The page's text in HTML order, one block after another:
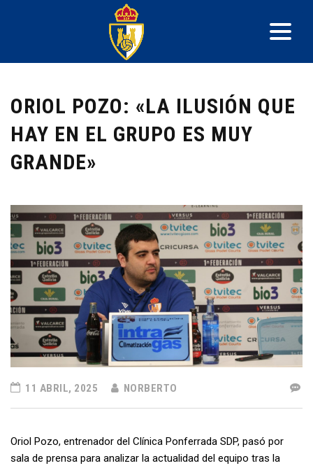
ORIOL POZO: «LA ILUSIÓN QUE
HAY EN EL GRUPO ES MUY
GRANDE»
11 ABRIL, 2025 NORBERTO
Oriol Pozo, entrenador del Clínica Ponferrada SDP, pasó por
sala de prensa para analizar la actualidad del equipo tras la